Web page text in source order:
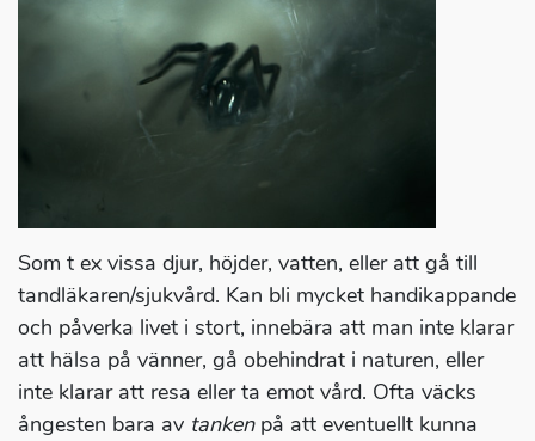
Som t ex vissa djur, höjder, vatten, eller att gå till
tandläkaren/sjukvård. Kan bli mycket handikappande
och påverka livet i stort, innebära att man inte klarar
att hälsa på vänner, gå obehindrat i naturen, eller
inte klarar att resa eller ta emot vård. Ofta väcks
ångesten bara av tankenpå att eventuellt kunna